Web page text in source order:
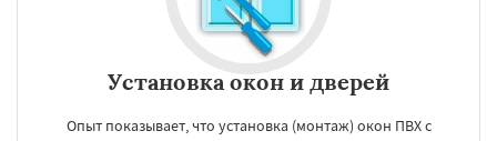
Установка окон и дверей
Опыт показывает, что установка (монтаж) окон ПВХ с